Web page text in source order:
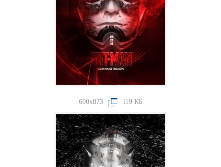
600x873 119 КБ